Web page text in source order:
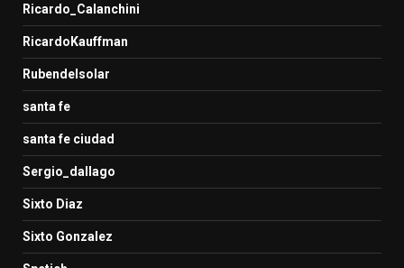
Ricardo_Calanchini
RicardoKauffman
Rubendelsolar
santa fe
santa fe ciudad
Sergio_dallago
Sixto Diaz
Sixto Gonzalez